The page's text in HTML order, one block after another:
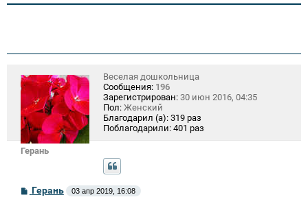
Герань
Веселая дошкольница
Сообщения: 196
Зарегистрирован: 30 июн 2016, 04:35
Пол: Женский
Благодарил (а): 319 раз
Поблагодарили: 401 раз
СГерань 03 апр 2019, 16:08